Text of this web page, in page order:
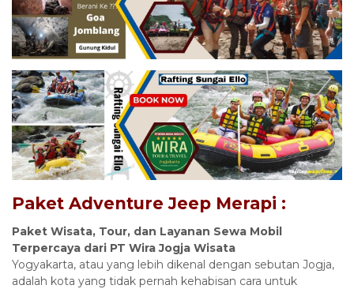
Paket Adventure Jeep Merapi :
Paket Wisata, Tour, dan Layanan Sewa Mobil
Terpercaya dari PT Wira Jogja Wisata
Yogyakarta, atau yang lebih dikenal dengan sebutan Jogja,
adalah kota yang tidak pernah kehabisan cara untuk